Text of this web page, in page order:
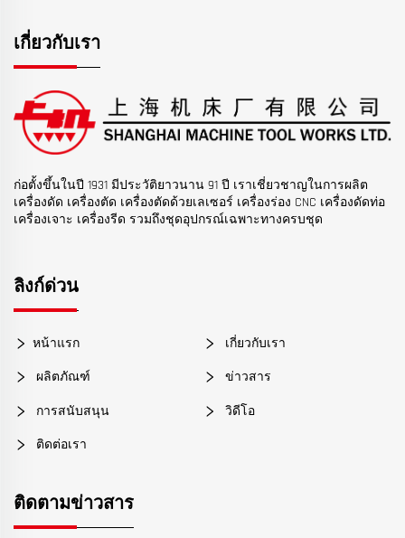
เกี่ยวกับเรา
ก่อตั้งขึ้นในปี 1931 มีประวัติยาวนาน 91 ปี เราเชี่ยวชาญในการผลิต
เครื่องดัด เครื่องตัด เครื่องตัดด้วยเลเซอร์ เครื่องร่อง CNC เครื่องดัดท่อ
เครื่องเจาะ เครื่องรีด รวมถึงชุดอุปกรณ์เฉพาะทางครบชุด
ลิงก์ด่วน
หน้าแรก เกี่ยวกับเรา
ผลิตภัณฑ์ ข่าวสาร
การสนับสนุน วิดีโอ
ติดต่อเรา
ติดตามข่าวสาร